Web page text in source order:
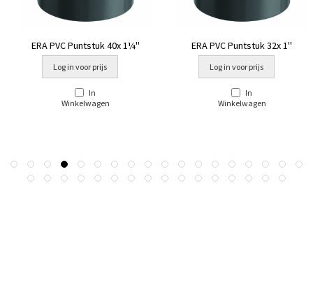
ERA PVC Puntstuk 40x 1¼''
Log in voor prijs
In
Winkelwagen
ERA PVC Puntstuk 32x 1''
Log in voor prijs
In
Winkelwagen